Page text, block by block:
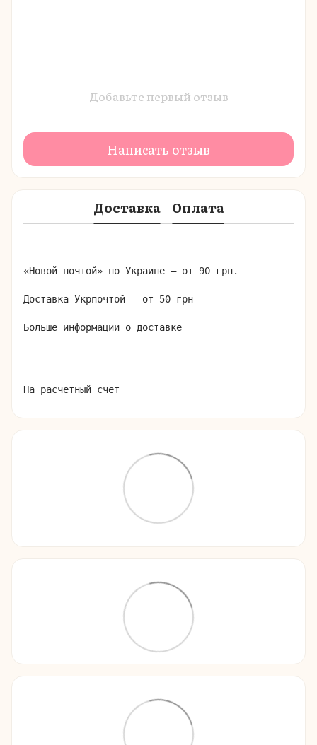
Добавьте первый отзыв
Написать отзыв
Доставка Оплата
«Новой почтой» по Украине – от 90 грн.
Доставка Укрпочтой – от 50 грн
Больше информации о доставке
На расчетный счет